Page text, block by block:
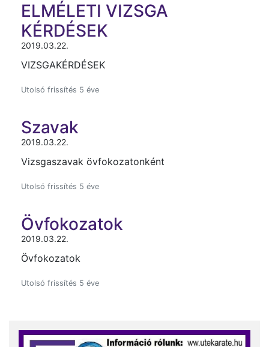
ELMÉLETI VIZSGA
KÉRDÉSEK
2019.03.22.
VIZSGAKÉRDÉSEK
Utolsó frissítés 5 éve
Szavak
2019.03.22.
Vizsgaszavak övfokozatonként
Utolsó frissítés 5 éve
Övfokozatok
2019.03.22.
Övfokozatok
Utolsó frissítés 5 éve